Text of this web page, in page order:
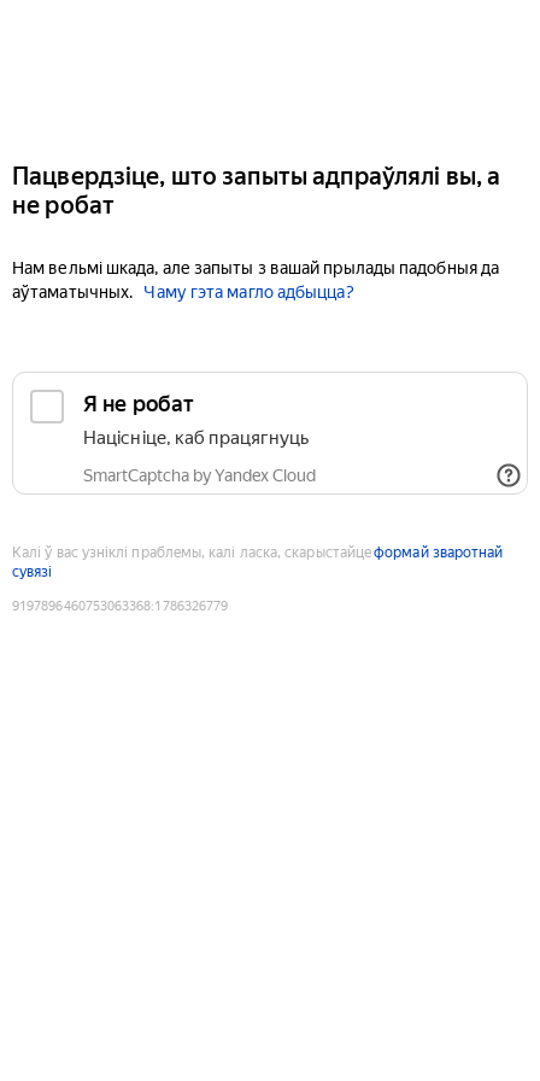
Пацвердзіце, што запыты адпраўлялі вы, а
не робат
Нам вельмі шкада, але запыты з вашай прылады падобныя да
аўтаматычных.
Чаму гэта магло адбыцца?
Я не робат
Націсніце, каб працягнуць
SmartCaptcha by Yandex Cloud
Калі ў вас узніклі праблемы, калі ласка, скарыстайцеформай зваротнай
сувязі
9197896460753063368:1786326779